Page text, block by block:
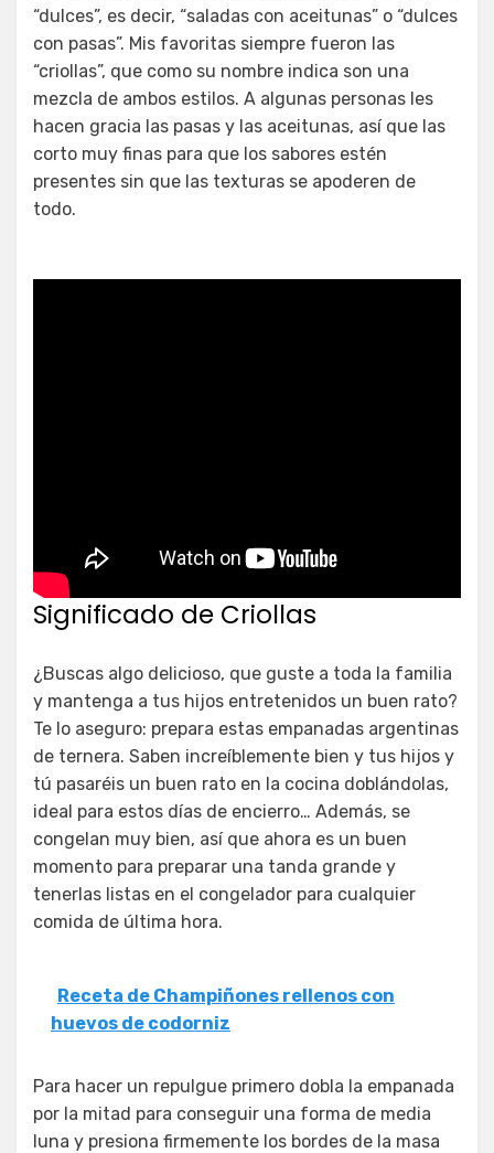
“dulces”, es decir, “saladas con aceitunas” o “dulces
con pasas”. Mis favoritas siempre fueron las
“criollas”, que como su nombre indica son una
mezcla de ambos estilos. A algunas personas les
hacen gracia las pasas y las aceitunas, así que las
corto muy finas para que los sabores estén
presentes sin que las texturas se apoderen de
todo.
Significado de Criollas
¿Buscas algo delicioso, que guste a toda la familia
y mantenga a tus hijos entretenidos un buen rato?
Te lo aseguro: prepara estas empanadas argentinas
de ternera. Saben increíblemente bien y tus hijos y
tú pasaréis un buen rato en la cocina doblándolas,
ideal para estos días de encierro… Además, se
congelan muy bien, así que ahora es un buen
momento para preparar una tanda grande y
tenerlas listas en el congelador para cualquier
comida de última hora.
Receta de Champiñones rellenos con
huevos de codorniz
Para hacer un repulgue primero dobla la empanada
por la mitad para conseguir una forma de media
luna y presiona firmemente los bordes de la masa